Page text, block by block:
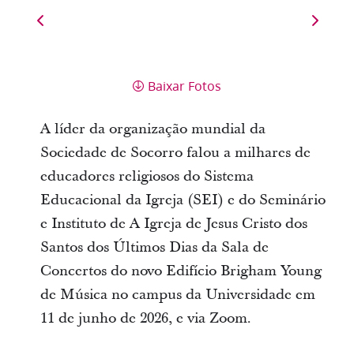
Baixar Fotos
A líder da organização mundial da
Sociedade de Socorro falou a milhares de
educadores religiosos do Sistema
Educacional da Igreja (SEI) e do Seminário
e Instituto de A Igreja de Jesus Cristo dos
Santos dos Últimos Dias da Sala de
Concertos do novo Edifício Brigham Young
de Música no campus da Universidade em
11 de junho de 2026, e via Zoom.